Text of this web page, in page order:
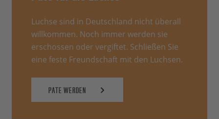
Luchse sind in Deutschland nicht überall
willkommen. Noch immer werden sie
erschossen oder vergiftet. Schließen Sie
eine feste Freundschaft mit den Luchsen.
PATE WERDEN